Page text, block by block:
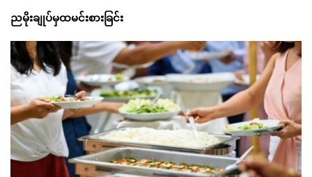
ညမိုးချုပ်မှထမင်းစားခြင်း